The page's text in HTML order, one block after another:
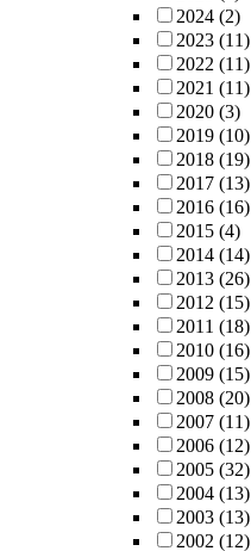
2024 (2)
2023 (11)
2022 (11)
2021 (11)
2020 (3)
2019 (10)
2018 (19)
2017 (13)
2016 (16)
2015 (4)
2014 (14)
2013 (26)
2012 (15)
2011 (18)
2010 (16)
2009 (15)
2008 (20)
2007 (11)
2006 (12)
2005 (32)
2004 (13)
2003 (13)
2002 (12)